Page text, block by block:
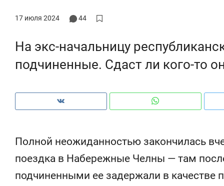
17 июля 2024 44
На экс-начальницу
подчиненные. Сдаст ли кого-то
Полной неожиданностью закончилась
поездка в Набережные Челны — там
подчиненными ее задержали в качестве
на зарубежные
Владелец отделочной фирмы